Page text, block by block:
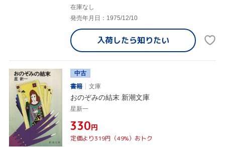
在庫なし
発売年月日：1975/12/10
入荷したら知りたい
中古
書籍
文庫
おのぞみの結末 新潮文庫
星新一
¥330円
定価より319円（49%）おトク